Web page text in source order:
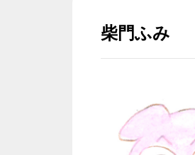
柴門ふみ